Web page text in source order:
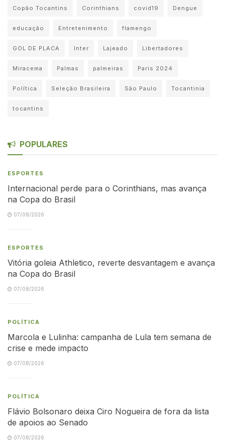
Copão Tocantins Corinthians covid19 Dengue
educação Entretenimento flamengo
GOL DE PLACA Inter Lajeado Libertadores
Miracema Palmas palmeiras Paris 2024
Política Seleção Brasileira São Paulo Tocantinia
tocantins
POPULARES
ESPORTES
Internacional perde para o Corinthians, mas avança
na Copa do Brasil
07/08/2026
ESPORTES
Vitória goleia Athletico, reverte desvantagem e avança
na Copa do Brasil
07/08/2026
POLÍTICA
Marcola e Lulinha: campanha de Lula tem semana de
crise e mede impacto
07/08/2026
POLÍTICA
Flávio Bolsonaro deixa Ciro Nogueira de fora da lista
de apoios ao Senado
07/08/2026